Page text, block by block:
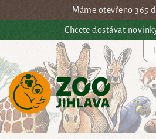
Přejít na hlavní obsahMáme otevřeno 365
Chcete dostávat